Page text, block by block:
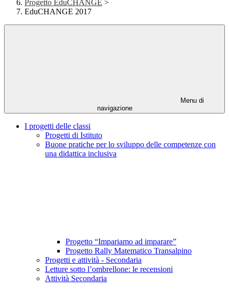
Progetto EduCHANGE >
EduCHANGE 2017
Menu di
navigazione
I progetti delle classi
Progetti di Istituto
Buone pratiche per lo sviluppo delle competenze con
una didattica inclusiva
Progetto “Impariamo ad imparare”
Progetto Rally Matematico Transalpino
Progetti e attività - Secondaria
Letture sotto l’ombrellone: le recensioni
Attività Secondaria